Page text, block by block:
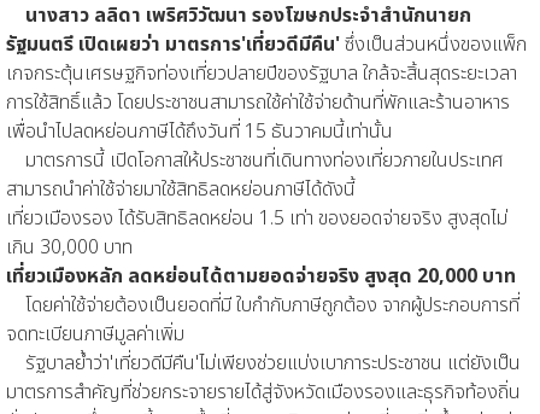
นางสาว ลลิดา เพริศวิวัฒนา รองโฆษกประจำสำนักนายก
รัฐมนตรี เปิดเผยว่า มาตรการ'เที่ยวดีมีคืน'ซึ่งเป็นส่วนหนึ่งของแพ็ก
เกจกระตุ้นเศรษฐกิจท่องเที่ยวปลายปีของรัฐบาล ใกล้จะสิ้นสุดระยะเวลา
การใช้สิทธิ์แล้ว โดยประชาชนสามารถใช้ค่าใช้จ่ายด้านที่พักและร้านอาหาร
เพื่อนำไปลดหย่อนภาษีได้ถึงวันที่ 15 ธันวาคมนี้เท่านั้น
มาตรการนี้ เปิดโอกาสให้ประชาชนที่เดินทางท่องเที่ยวภายในประเทศ
สามารถนำค่าใช้จ่ายมาใช้สิทธิลดหย่อนภาษีได้ดังนี้
เที่ยวเมืองรอง ได้รับสิทธิลดหย่อน 1.5 เท่า ของยอดจ่ายจริง สูงสุดไม่
เกิน 30,000 บาท
เที่ยวเมืองหลัก ลดหย่อนได้ตามยอดจ่ายจริง สูงสุด 20,000 บาท
โดยค่าใช้จ่ายต้องเป็นยอดที่มี ใบกำกับภาษีถูกต้อง จากผู้ประกอบการที่
จดทะเบียนภาษีมูลค่าเพิ่ม
รัฐบาลย้ำว่า'เที่ยวดีมีคืน'ไม่เพียงช่วยแบ่งเบาภาระประชาชน แต่ยังเป็น
มาตรการสำคัญที่ช่วยกระจายรายได้สู่จังหวัดเมืองรองและธุรกิจท้องถิ่น